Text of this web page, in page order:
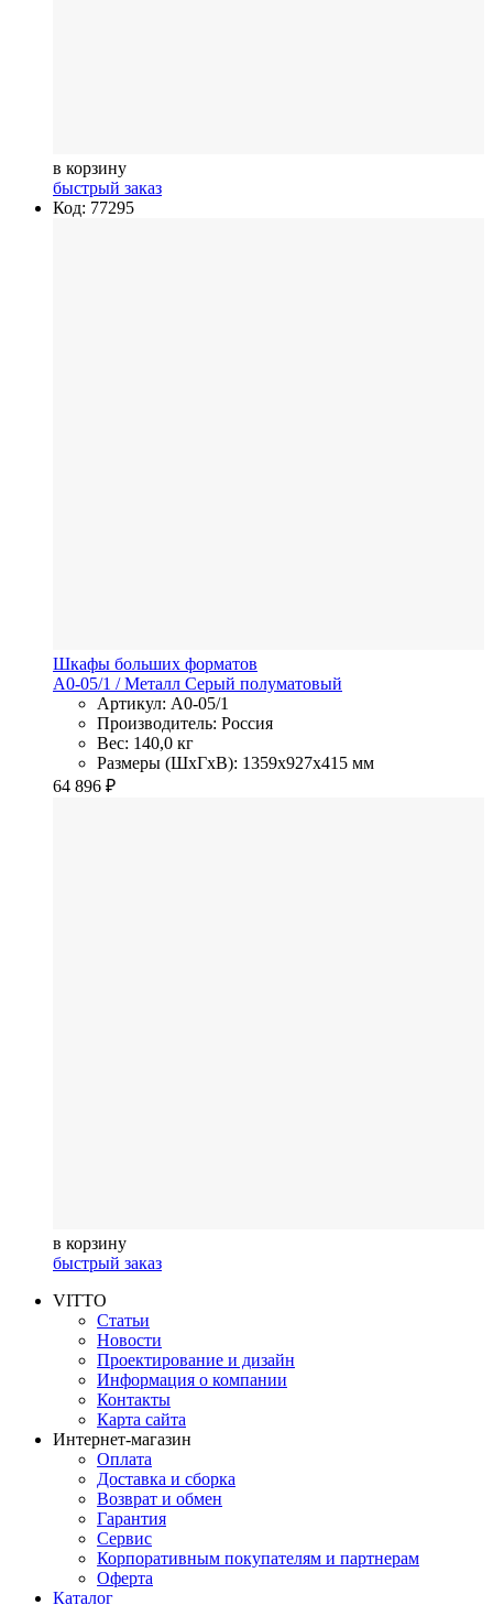
в корзину
быстрый заказ
Код: 77295
Шкафы больших форматов
A0-05/1 / Металл Серый полуматовый
Артикул: A0-05/1
Производитель: Россия
Вес: 140,0 кг
Размеры (ШхГхВ): 1359x927x415 мм
64 896 ₽
в корзину
быстрый заказ
VITTO
Статьи
Новости
Проектирование и дизайн
Информация о компании
Контакты
Карта сайта
Интернет-магазин
Оплата
Доставка и сборка
Возврат и обмен
Гарантия
Сервис
Корпоративным покупателям и партнерам
Оферта
Каталог